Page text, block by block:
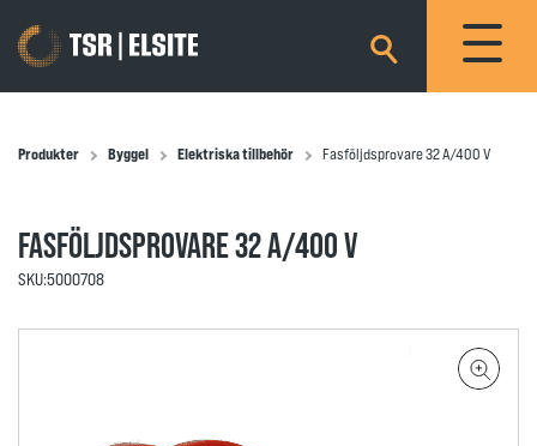
×
Produkter Byggel Elektriska tillbehör Fasföljdsprovare 32 A/400 V
FASFÖLJDSPROVARE 32 A/400 V
SKU:5000708